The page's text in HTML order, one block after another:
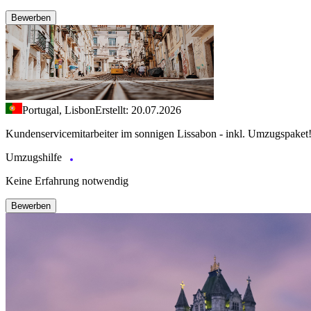
Bewerben
Portugal, LisbonErstellt: 20.07.2026
Kundenservicemitarbeiter im sonnigen Lissabon - inkl. Umzugspaket!
Umzugshilfe
Keine Erfahrung notwendig
Bewerben